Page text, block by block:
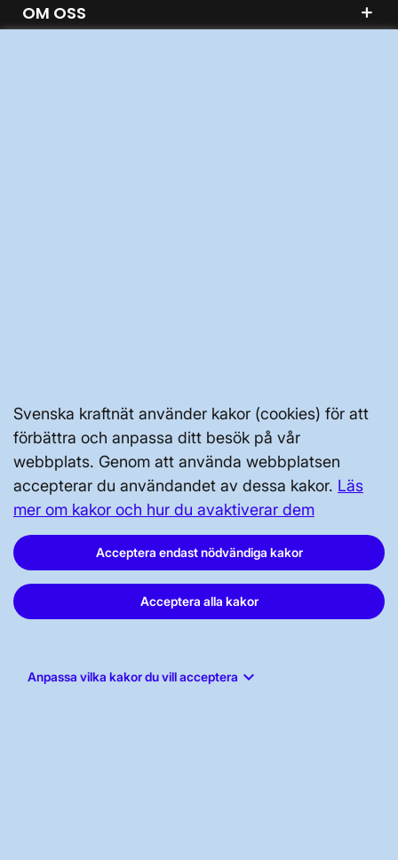
Svenska kraftnät använder kakor (cookies) för att
förbättra och anpassa ditt besök på vår
webbplats. Genom att använda webbplatsen
accepterar du användandet av dessa kakor. Läs
mer om kakor och hur du avaktiverar dem
Acceptera endast nödvändiga kakor
Acceptera alla kakor
Anpassa vilka kakor du vill acceptera keyboard_arrow_down
OM OSS
Kontakta oss
Press och nyheter
Prenumerera
Vår dataskyddspolicy
Tillgänglighetsredogörelse